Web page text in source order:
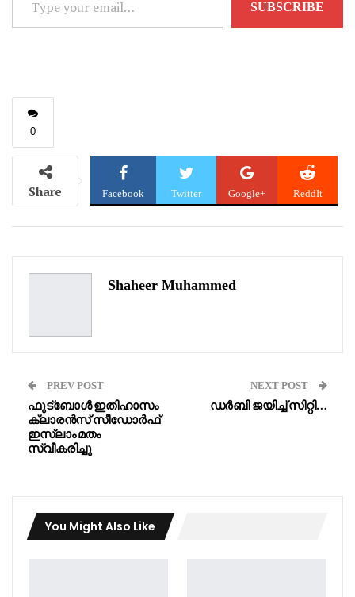
your
SUBSCRIBE
0
Share Facebook Twitter Google+ ReddIt
Shaheer Muhammed
PREV POST
ഫുട്‌ബോള്‍ ഇതിഹാസം
ക്ലാരന്‍സ് സീഡോര്‍ഫ്
ഇസ്ലാം മതം
സ്വീകരിച്ചു
NEXT POST
ഡർബി ജയിച്ച് സിറ്റി…
You Might Also Like